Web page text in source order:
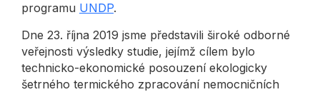
programu UNDP.
Dne 23. října 2019 jsme představili široké odborné
veřejnosti výsledky studie, jejímž cílem bylo
technicko-ekonomické posouzení ekologicky
šetrného termického zpracování nemocničních